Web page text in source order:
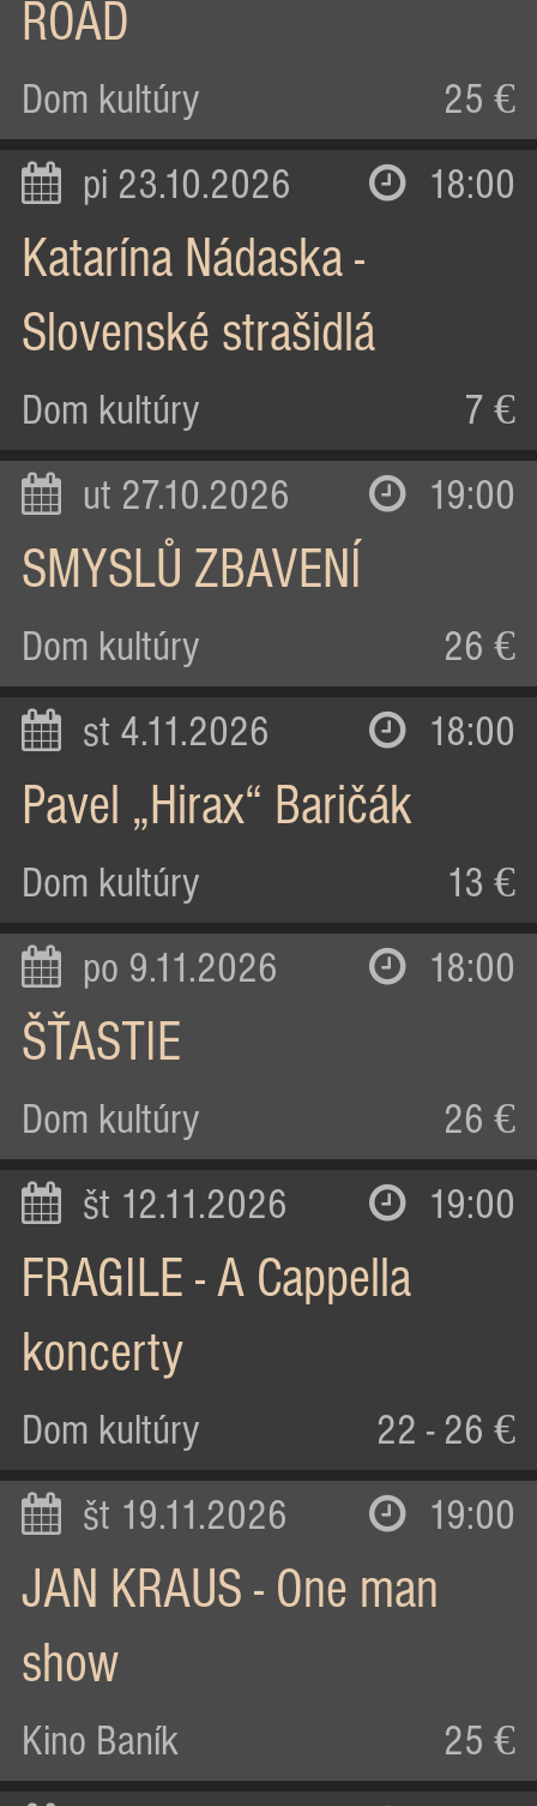
ROAD
Dom kultúry 25 €
pi 23.10.2026 18:00
Katarína Nádaska -
Slovenské strašidlá
Dom kultúry 7 €
ut 27.10.2026 19:00
SMYSLŮ ZBAVENÍ
Dom kultúry 26 €
st 4.11.2026 18:00
Pavel „Hirax“ Baričák
Dom kultúry 13 €
po 9.11.2026 18:00
ŠŤASTIE
Dom kultúry 26 €
št 12.11.2026 19:00
FRAGILE - A Cappella
koncerty
Dom kultúry 22 - 26 €
št 19.11.2026 19:00
JAN KRAUS - One man
show
Kino Baník 25 €